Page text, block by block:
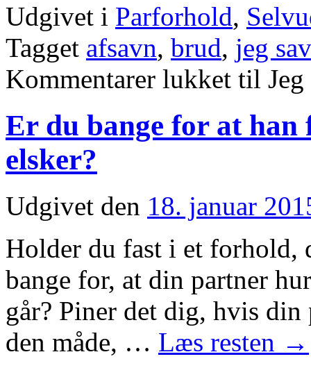
Udgivet i Parforhold,
Tagget afsavn, brud, jeg
Kommentarer lukket til Jeg
Er du bange for at
elsker?
Udgivet den 18. januar
Holder du fast i et forhold,
bange for, at din partner
går? Piner det dig, hvis din
den måde, … Læs resten →